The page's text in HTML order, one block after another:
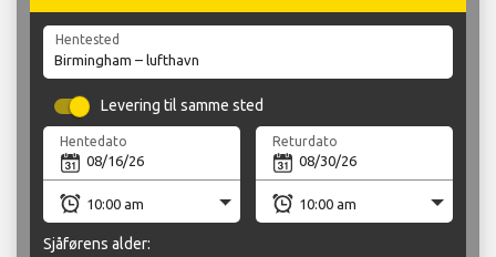
Hentested
Levering til samme sted
Hentedato Returdato
Sjåførens alder: